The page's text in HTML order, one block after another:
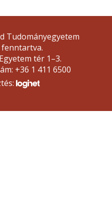
Tudományegyetem
tér 1–3.
+36 1 411 6500